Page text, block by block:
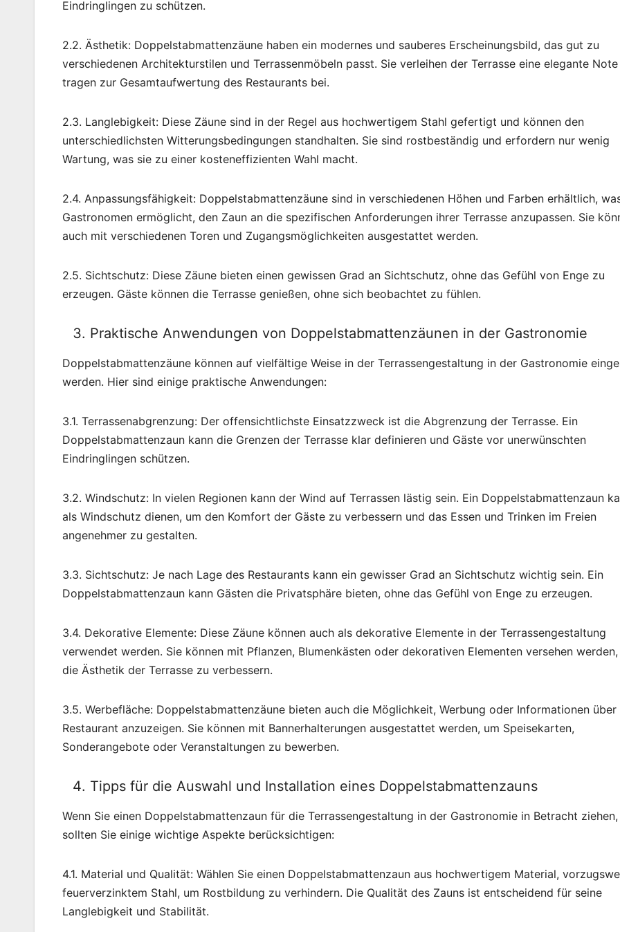
Eindringlingen zu schützen.
2.2. Ästhetik: Doppelstabmattenzäune haben ein modernes und sauberes Erscheinungsbild, das gut zu
verschiedenen Architekturstilen und Terrassenmöbeln passt. Sie verleihen der Terrasse eine elegante Note
tragen zur Gesamtaufwertung des Restaurants bei.
2.3. Langlebigkeit: Diese Zäune sind in der Regel aus hochwertigem Stahl gefertigt und können den
unterschiedlichsten Witterungsbedingungen standhalten. Sie sind rostbeständig und erfordern nur wenig
Wartung, was sie zu einer kosteneffizienten Wahl macht.
2.4. Anpassungsfähigkeit: Doppelstabmattenzäune sind in verschiedenen Höhen und Farben erhältlich,
Gastronomen ermöglicht, den Zaun an die spezifischen Anforderungen ihrer Terrasse anzupassen. Sie
auch mit verschiedenen Toren und Zugangsmöglichkeiten ausgestattet werden.
2.5. Sichtschutz: Diese Zäune bieten einen gewissen Grad an Sichtschutz, ohne das Gefühl von Enge zu
erzeugen. Gäste können die Terrasse genießen, ohne sich beobachtet zu fühlen.
Praktische Anwendungen von Doppelstabmattenzäunen in der Gastronomie
Doppelstabmattenzäune können auf vielfältige Weise in der Terrassengestaltung in der Gastronomie
werden. Hier sind einige praktische Anwendungen:
3.1. Terrassenabgrenzung: Der offensichtlichste Einsatzzweck ist die Abgrenzung der Terrasse. Ein
Doppelstabmattenzaun kann die Grenzen der Terrasse klar definieren und Gäste vor unerwünschten
Eindringlingen schützen.
3.2. Windschutz: In vielen Regionen kann der Wind auf Terrassen lästig sein. Ein Doppelstabmattenzaun
als Windschutz dienen, um den Komfort der Gäste zu verbessern und das Essen und Trinken im Freien
angenehmer zu gestalten.
3.3. Sichtschutz: Je nach Lage des Restaurants kann ein gewisser Grad an Sichtschutz wichtig sein. Ein
Doppelstabmattenzaun kann Gästen die Privatsphäre bieten, ohne das Gefühl von Enge zu erzeugen.
3.4. Dekorative Elemente: Diese Zäune können auch als dekorative Elemente in der Terrassengestaltung
verwendet werden. Sie können mit Pflanzen, Blumenkästen oder dekorativen Elementen versehen werden,
die Ästhetik der Terrasse zu verbessern.
3.5. Werbefläche: Doppelstabmattenzäune bieten auch die Möglichkeit, Werbung oder Informationen über
Restaurant anzuzeigen. Sie können mit Bannerhalterungen ausgestattet werden, um Speisekarten,
Sonderangebote oder Veranstaltungen zu bewerben.
Tipps für die Auswahl und Installation eines Doppelstabmattenzauns
Wenn Sie einen Doppelstabmattenzaun für die Terrassengestaltung in der Gastronomie in Betracht ziehen,
sollten Sie einige wichtige Aspekte berücksichtigen:
4.1. Material und Qualität: Wählen Sie einen Doppelstabmattenzaun aus hochwertigem Material,
feuerverzinktem Stahl, um Rostbildung zu verhindern. Die Qualität des Zauns ist entscheidend für seine
Langlebigkeit und Stabilität.